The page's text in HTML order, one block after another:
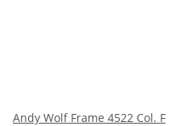
Andy Wolf Frame 4522 Col. F